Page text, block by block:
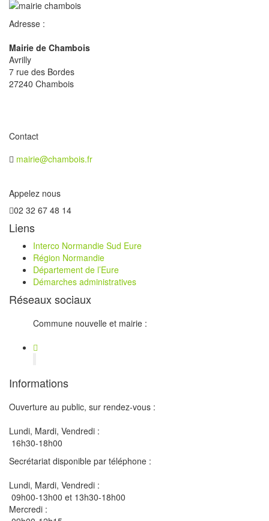
Adresse :
Mairie de Chambois
Avrilly
7 rue des Bordes
27240 Chambois
Contact
mairie@chambois.fr
Appelez nous
02 32 67 48 14
Liens
Interco Normandie Sud Eure
Région Normandie
Département de l’Eure
Démarches administratives
Réseaux sociaux
Commune nouvelle et mairie :
Informations
Ouverture au public, sur rendez-vous :
Lundi, Mardi, Vendredi :
16h30-18h00
Secrétariat disponible par téléphone :
Lundi, Mardi, Vendredi :
09h00-13h00 et 13h30-18h00
Mercredi :